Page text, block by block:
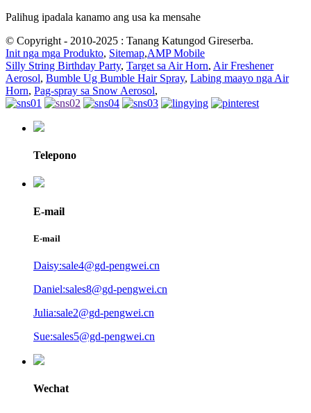
Palihug ipadala kanamo ang usa ka mensahe
© Copyright - 2010-2025 : Tanang Katungod Gireserba.
Init nga mga Produkto, Sitemap,AMP Mobile
Silly String Birthday Party, Target sa Air Horn, Air Freshener
Aerosol, Bumble Ug Bumble Hair Spray, Labing maayo nga Air
Horn, Pag-spray sa Snow Aerosol,
Telepono
E-mail
E-mail
Daisy:sale4@gd-pengwei.cn
Daniel:sales8@gd-pengwei.cn
Julia:sale2@gd-pengwei.cn
Sue:sales5@gd-pengwei.cn
Wechat